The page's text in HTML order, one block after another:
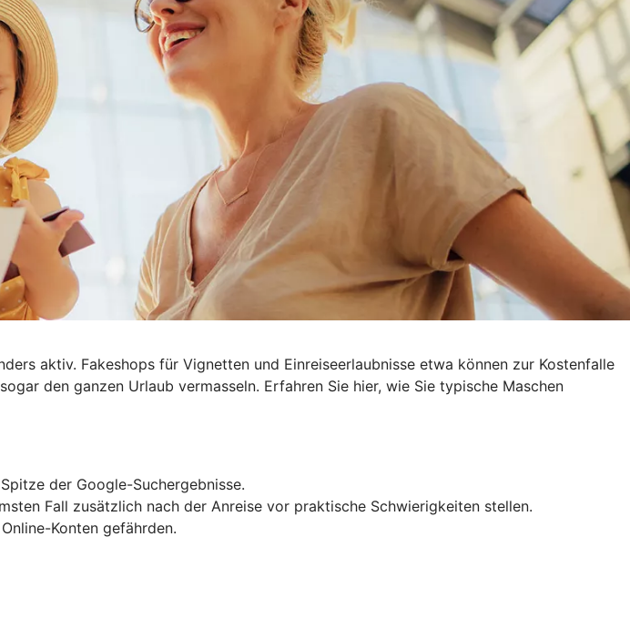
aktiv. Fakeshops für Vignetten und Einreiseerlaubnisse etwa können zur Kostenfalle
den ganzen Urlaub vermasseln. Erfahren Sie hier, wie Sie typische Maschen
der Google-Suchergebnisse.
Fall zusätzlich nach der Anreise vor praktische Schwierigkeiten stellen.
Konten gefährden.